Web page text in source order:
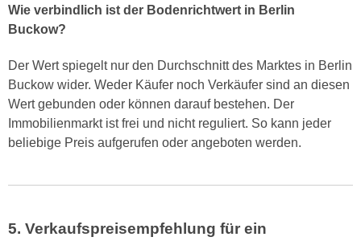
Wie verbindlich ist der Bodenrichtwert in Berlin
Buckow?
Der Wert spiegelt nur den Durchschnitt des Marktes in Berlin
Buckow wider. Weder Käufer noch Verkäufer sind an diesen
Wert gebunden oder können darauf bestehen. Der
Immobilienmarkt ist frei und nicht reguliert. So kann jeder
beliebige Preis aufgerufen oder angeboten werden.
5. Verkaufspreisempfehlung für ein